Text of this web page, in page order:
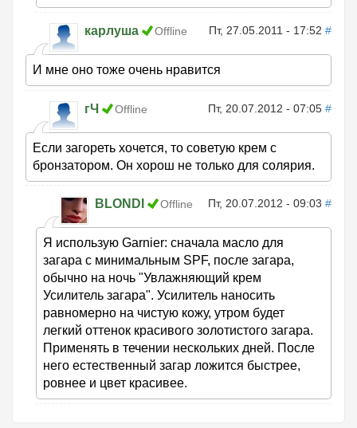
карлуша Offline Пт, 27.05.2011 - 17:52 #
И мне оно тоже очень нравится
гЧ Offline Пт, 20.07.2012 - 07:05 #
Если загореть хочется, то советую крем с
бронзатором. Он хорош не только для солярия.
BLONDI Offline Пт, 20.07.2012 - 09:03 #
Я использую Garnier: сначала масло для
загара с минимальным SPF, после загара,
обычно на ночь "Увлажняющий крем
Усилитель загара". Усилитель наносить
равномерно на чистую кожу, утром будет
легкий оттенок красивого золотистого загара.
Применять в течении нескольких дней. После
него естественный загар ложится быстрее,
ровнее и цвет красивее.